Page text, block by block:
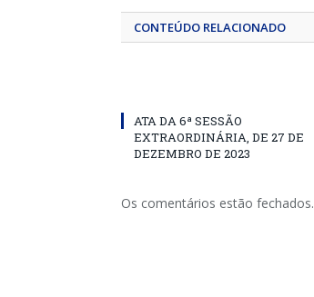
CONTEÚDO RELACIONADO
ATA DA 6ª SESSÃO
EXTRAORDINÁRIA, DE 27 DE
DEZEMBRO DE 2023
Os comentários estão fechados.